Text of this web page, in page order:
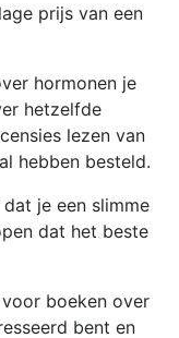
prijs van een
hormonen je
hetzelfde
lezen van
hebben besteld.
je een slimme
dat het beste
boeken over
bent en